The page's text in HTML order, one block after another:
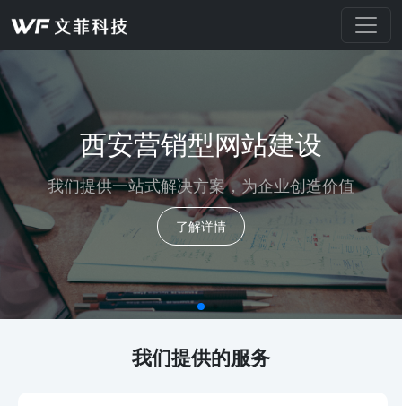
西安营销型网站建设
我们提供一站式解决方案，为企业创造价值
了解详情
我们提供的服务